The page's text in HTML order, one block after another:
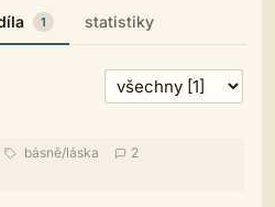
1 statistiky
básně/láska
2